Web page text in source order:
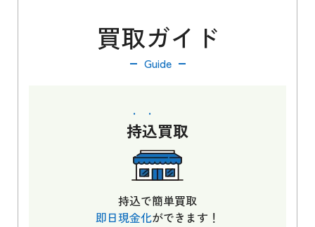
買取ガイド
Guide
持込買取
持込で簡単買取
即日現金化ができます！